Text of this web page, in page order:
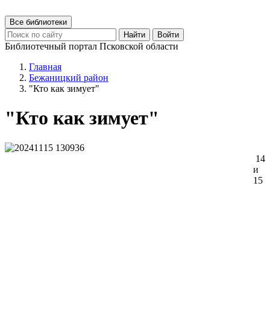
Все библиотеки
Найти
Войти
Библиотечный портал Псковской области
Главная
Бежаницкий район
"Кто как зимует"
"Кто как зимует"
14
и
15